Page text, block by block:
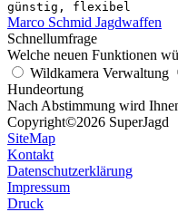
günstig, flexibel
Marco Schmid Jagdwaffen
Schnellumfrage
Welche neuen Funktionen
Wildkamera Verwaltung
Hundeortung
Nach Abstimmung wird
Copyright©2026 SuperJagd
SiteMap
Kontakt
Datenschutzerklärung
Impressum
Druck